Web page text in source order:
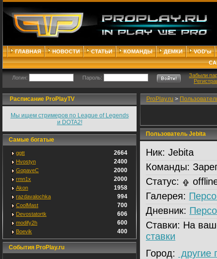
ГЛАВНАЯ НОВОСТИ СТАТЬИ КОМАНДЫ ДЕМКИ
VOD'ы
Логин: Пароль:
Забыли
Расписание ProPlayTV
Мы ищем стримеров по League of Legends
и DOTA2!
Самые богатые
ggtt 2664
Hvostyn 2400
GopaveC 2000
rmn1x 2000
Akon 1958
razdavalochka 994
CoolMast 700
Devostatortk 606
modify2h 600
Boevik 400
События ProPlay.ru
ProPlay.ru >
Пользователь Jebita
Ник: Jebita
Команды:
Статус:
Галерея:
Дневник:
Ставки: На
ставки
Город:
другие